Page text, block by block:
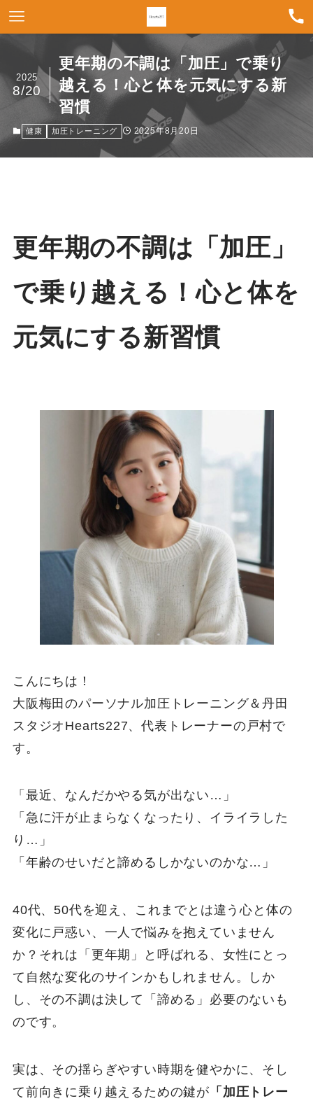
更年期の不調は「加圧」で乗り
越える！心と体を元気にする新
習慣
2025
8/20
健康 加圧トレーニング 2025年8月20日
更年期の不調は「加圧」
で乗り越える！心と体を
元気にする新習慣
こんにちは！
大阪梅田のパーソナル加圧トレーニング＆丹田
スタジオHearts227、代表トレーナーの戸村で
す。
「最近、なんだかやる気が出ない…」
「急に汗が止まらなくなったり、イライラした
り…」
「年齢のせいだと諦めるしかないのかな…」
40代、50代を迎え、これまでとは違う心と体の
変化に戸惑い、一人で悩みを抱えていません
か？それは「更年期」と呼ばれる、女性にとっ
て自然な変化のサインかもしれません。しか
し、その不調は決して「諦める」必要のないも
のです。
実は、その揺らぎやすい時期を健やかに、そし
て前向きに乗り越えるための鍵が 「加圧トレー